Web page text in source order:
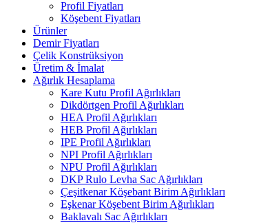
Profil Fiyatları
Köşebent Fiyatları
Ürünler
Demir Fiyatları
Çelik Konstrüksiyon
Üretim & İmalat
Ağırlık Hesaplama
Kare Kutu Profil Ağırlıkları
Dikdörtgen Profil Ağırlıkları
HEA Profil Ağırlıkları
HEB Profil Ağırlıkları
IPE Profil Ağırlıkları
NPI Profil Ağırlıkları
NPU Profil Ağırlıkları
DKP Rulo Levha Sac Ağırlıkları
Çeşitkenar Köşebant Birim Ağırlıkları
Eşkenar Köşebent Birim Ağırlıkları
Baklavalı Sac Ağırlıkları